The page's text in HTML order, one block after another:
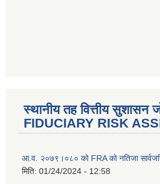
स्थानीय तह वित्तीय सुशासन
FIDUCIARY RISK
आ.व. २०७९।०८० को FRA को नतिजा
मिति: 01/24/2024 - 12:58